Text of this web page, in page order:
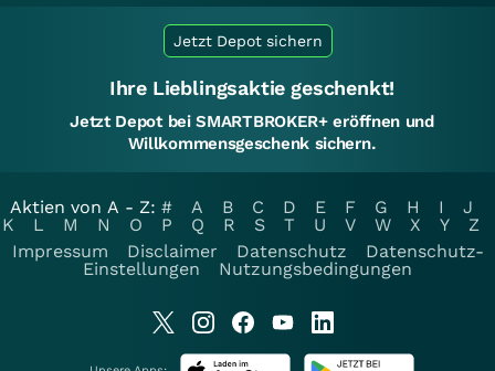
Jetzt Depot sichern
Ihre Lieblingsaktie geschenkt!
Jetzt Depot bei SMARTBROKER+ eröffnen und
Willkommensgeschenk sichern.
Aktien von A - Z: # A B C D E F G H I
J
K
L M N O P Q R S T U V W X Y
Z
Impressum
Disclaimer Datenschutz
Datenschutz-
Einstellungen
Nutzungsbedingungen